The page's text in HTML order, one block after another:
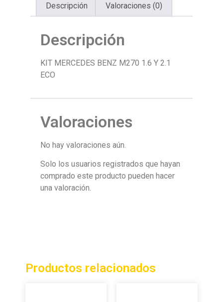
Descripción Valoraciones (0)
Descripción
KIT MERCEDES BENZ M270 1.6 Y 2.1
ECO
Valoraciones
No hay valoraciones aún.
Solo los usuarios registrados que hayan
comprado este producto pueden hacer
una valoración.
Productos relacionados